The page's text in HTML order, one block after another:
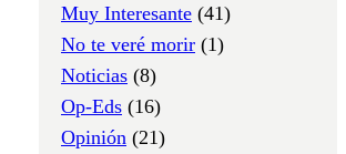
Muy Interesante (41)
No te veré morir (1)
Noticias (8)
Op-Eds (16)
Opinión (21)